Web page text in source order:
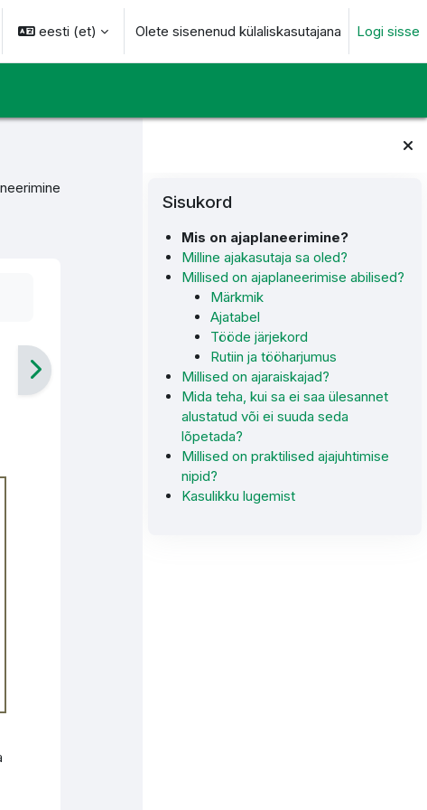
otsingu sisendi
eesti ‎(et)‎ Olete sisenenud külaliskasutajana Logi sisse
Plokid
Sisukord
Mis on ajaplaneerimine?
Milline ajakasutaja sa oled?
Millised on ajaplaneerimise abilised?
Märkmik
Ajatabel
Tööde järjekord
Rutiin ja tööharjumus
Millised on ajaraiskajad?
Mida teha, kui sa ei saa ülesannet
alustatud või ei suuda seda
lõpetada?
Millised on praktilised ajajuhtimise
nipid?
Kasulikku lugemist